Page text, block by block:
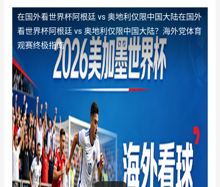
在国外看世界杯阿根廷 vs 奥地利仅限中国大陆在国外
看世界杯阿根廷 vs 奥地利仅限中国大陆？海外党体育
观赛终极指南